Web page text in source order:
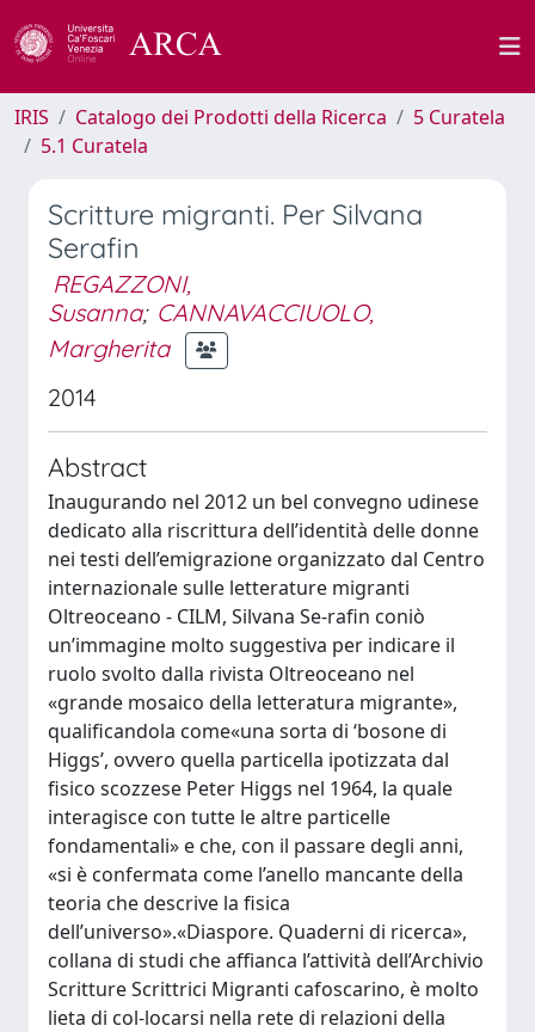
IRIS Catalogo dei Prodotti della Ricerca
5 Curatela
5.1 Curatela
Scritture migranti. Per Silvana
Serafin
REGAZZONI,
Susanna; CANNAVACCIUOLO,
Margherita
2014
Abstract
Inaugurando nel 2012 un bel convegno udinese
dedicato alla riscrittura dell’identità delle donne
nei testi dell’emigrazione organizzato dal Centro
internazionale sulle letterature migranti
Oltreoceano - CILM, Silvana Se-rafin coniò
un’immagine molto suggestiva per indicare il
ruolo svolto dalla rivista Oltreoceano nel
«grande mosaico della letteratura migrante»,
qualificandola come«una sorta di ‘bosone di
Higgs’, ovvero quella particella ipotizzata dal
fisico scozzese Peter Higgs nel 1964, la quale
interagisce con tutte le altre particelle
fondamentali» e che, con il passare degli anni,
«si è confermata come l’anello mancante della
teoria che descrive la fisica
dell’universo».«Diaspore. Quaderni di ricerca»,
collana di studi che affianca l’attività dell’Archivio
Scritture Scrittrici Migranti cafoscarino, è molto
lieta di col-locarsi nella rete di relazioni della